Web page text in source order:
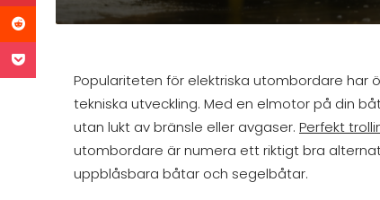
Populariteten för elektriska utombordare
tekniska utveckling. Med en elmotor på din
utan lukt av bränsle eller avgaser. Perfekt
utombordare är numera ett riktigt bra
uppblåsbara båtar och segelbåtar.